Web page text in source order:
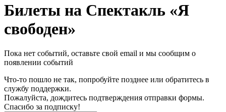
Билеты на Спектакль «Я
свободен»
Пока нет событий, оставьте свой email и мы сообщим о
появлении событий
Что-то пошло не так, попробуйте позднее или обратитесь в
службу поддержки.
Пожалуйста, дождитесь подтверждения отправки формы.
Спасибо за подписку!